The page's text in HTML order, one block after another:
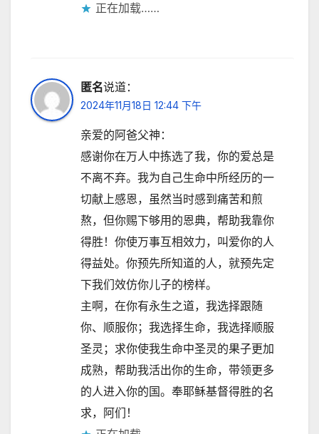
正在加载……
匿名说道：
2024年11月18日 12:44 下午
亲爱的阿爸父神：
感谢你在万人中拣选了我，你的爱总是
不离不弃。我为自己生命中所经历的一
切献上感恩，虽然当时感到痛苦和煎
熬，但你赐下够用的恩典，帮助我靠你
得胜！你使万事互相效力，叫爱你的人
得益处。你预先所知道的人，就预先定
下我们效仿你儿子的榜样。
主啊，在你有永生之道，我选择跟随
你、顺服你；我选择生命，我选择顺服
圣灵；求你使我生命中圣灵的果子更加
成熟，帮助我活出你的生命，带领更多
的人进入你的国。奉耶稣基督得胜的名
求，阿们！